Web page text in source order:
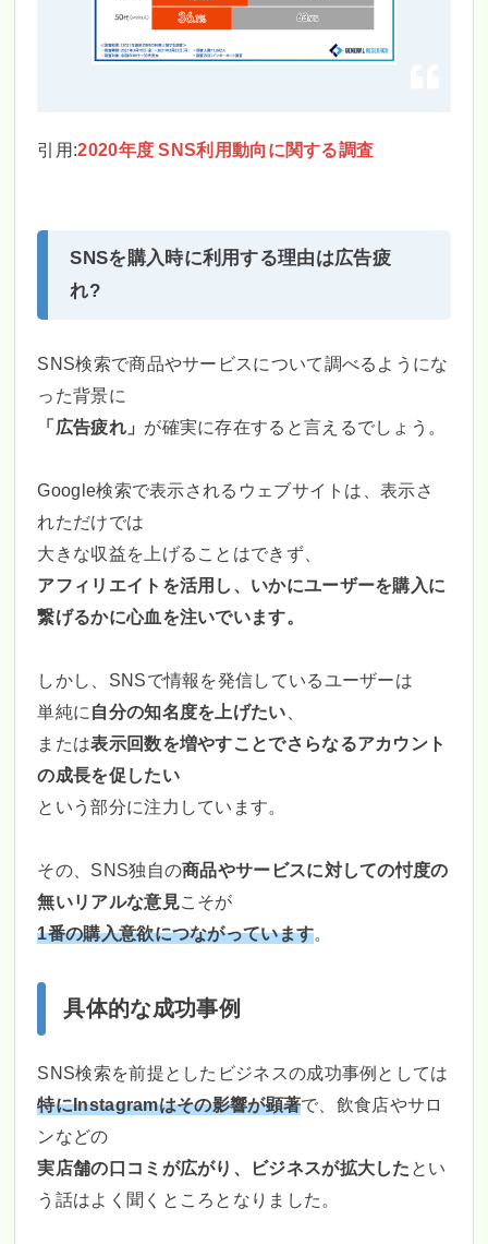
引用:2020年度 SNS利用動向に関する調査
SNSを購入時に利用する理由は広告疲
れ?
SNS検索で商品やサービスについて調べるようにな
った背景に
「広告疲れ」 が確実に存在すると言えるでしょう。
Google検索で表示されるウェブサイトは、表示さ
れただけでは
大きな収益を上げることはできず、
アフィリエイトを活用し、いかにユーザーを購入に
繋げるかに心血を注いでいます。
しかし、SNSで情報を発信しているユーザーは
単純に 自分の知名度を上げたい
または表示回数を増やすことでさらなるアカウント
の成長を促したい
という部分に注力しています。
その、SNS独自の商品やサービスに対しての忖度の
無いリアルな意見こそが
1番の購入意欲につながっています。
具体的な成功事例
SNS検索を前提としたビジネスの成功事例としては
特にInstagramはその影響が顕著で、飲食店やサロ
ンなどの
実店舗の口コミが広がり、ビジネスが拡大した とい
う話はよく聞くところとなりました。